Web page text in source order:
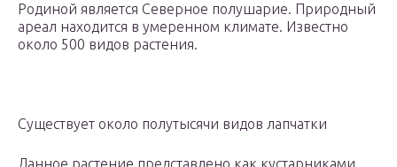
Родиной является Северное полушарие. Природный
ареал находится в умеренном климате. Известно
около 500 видов растения.
Существует около полутысячи видов лапчатки
Данное растение представлено как кустарниками,